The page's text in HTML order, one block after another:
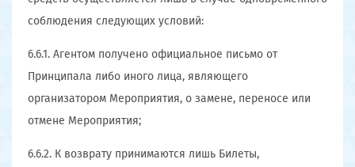
соблюдения следующих условий:
6.6.1. Агентом получено официальное письмо от
Принципала либо иного лица, являющего
организатором Мероприятия, о замене, переносе или
отмене Мероприятия;
6.6.2. К возврату принимаются лишь Билеты,